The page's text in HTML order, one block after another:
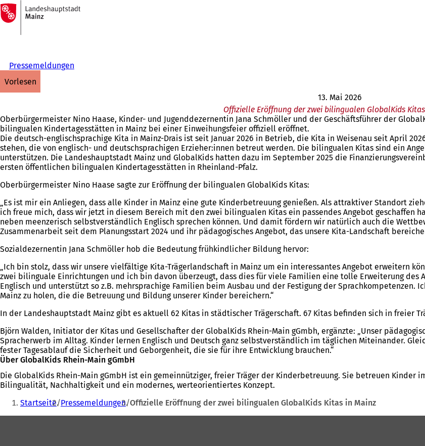
Inhalt anspringen
Zur
Startseite
Pressemeldungen
vorlesen
13. Mai 2026
Offizielle Eröffnung der zwei bilingualen GlobalKids
Oberbürgermeister Nino Haase, Kinder- und Jugenddezernentin Jana Schmöller und der Geschäftsführer der
bilingualen Kindertagesstätten in Mainz bei einer Einweihungsfeier offiziell eröffnet.
Die deutsch-englischsprachige Kita in Mainz-Drais ist seit Januar 2026 in Betrieb, die Kita in Weisenau seit April
stehen, die von englisch- und deutschsprachigen Erzieher:innen betreut werden. Die bilingualen Kitas sind ein
unterstützen. Die Landeshauptstadt Mainz und GlobalKids hatten dazu im September 2025 die
ersten öffentlichen bilingualen Kindertagesstätten in Rheinland-Pfalz.
Oberbürgermeister Nino Haase sagte zur Eröffnung der bilingualen GlobalKids Kitas:
„Es ist mir ein Anliegen, dass alle Kinder in Mainz eine gute Kinderbetreuung genießen. Als attraktiver Standort
ich freue mich, dass wir jetzt in diesem Bereich mit den zwei bilingualen Kitas ein passendes Angebot geschaffen
neben meenzerisch selbstverständlich Englisch sprechen können. Und damit fördern wir natürlich auch die
Zusammenarbeit seit dem Planungsstart 2024 und ihr pädagogisches Angebot, das unsere Kita-Landschaft
Sozialdezernentin Jana Schmöller hob die Bedeutung frühkindlicher Bildung hervor:
„Ich bin stolz, dass wir unsere vielfältige Kita-Trägerlandschaft in Mainz um ein interessantes Angebot erweitern
zwei bilinguale Einrichtungen und ich bin davon überzeugt, dass dies für viele Familien eine tolle Erweiterung
Englisch und unterstützt so z.B. mehrsprachige Familien beim Ausbau und der Festigung der Sprachkompetenzen.
Mainz zu holen, die die Betreuung und Bildung unserer Kinder bereichern.“
In der Landeshauptstadt Mainz gibt es aktuell 62 Kitas in städtischer Trägerschaft. 67 Kitas befinden sich in freier
Björn Walden, Initiator der Kitas und Gesellschafter der GlobalKids Rhein-Main gGmbh, ergänzte: „Unser
Spracherwerb im Alltag. Kinder lernen Englisch und Deutsch ganz selbstverständlich im täglichen Miteinander.
fester Tagesablauf die Sicherheit und Geborgenheit, die sie für ihre Entwicklung brauchen.“
Über GlobalKids Rhein-Main gGmbH
Die GlobalKids Rhein-Main gGmbH ist ein gemeinnütziger, freier Träger der Kinderbetreuung. Sie betreuen Kinder
Bilingualität, Nachhaltigkeit und ein modernes, werteorientiertes Konzept.
Sie
befinden
Startseite Pressemeldungen Offizielle Eröffnung der zwei bilingualen GlobalKids Kitas in Mainz